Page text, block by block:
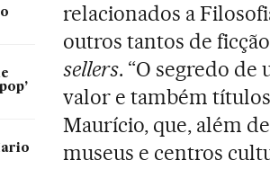
relacionados a
outros tantos de
sellers. “O segredo
valor e também
Maurício, que, além
museus e centros